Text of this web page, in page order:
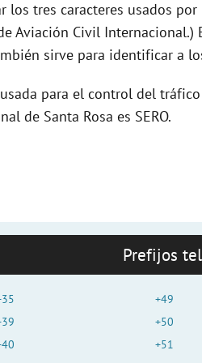
e
o
los tres caracteres usados
Aviación Civil
sirve para identificar a
para el control del
de Santa Rosa es SERO.
Prefijos
+49
+50
+51